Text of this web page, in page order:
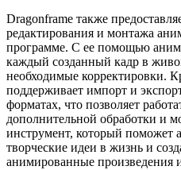
Dragonframe также
редактирования и монтажа
программе. С ее помощью
каждый созданный кадр в
необходимые корректировки.
поддерживает импорт и
форматах, что позволяет
дополнительной обработки и
инструмент, который поможет
творческие идеи в жизнь и
анимированные произведения